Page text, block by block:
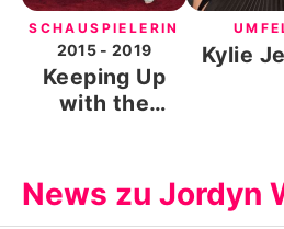
SCHAUSPIELERIN
2015- 2019
Keeping Up
with the
Kylie
News zu Jordyn